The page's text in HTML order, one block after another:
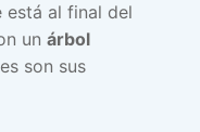
está al final del
un árbol
son sus